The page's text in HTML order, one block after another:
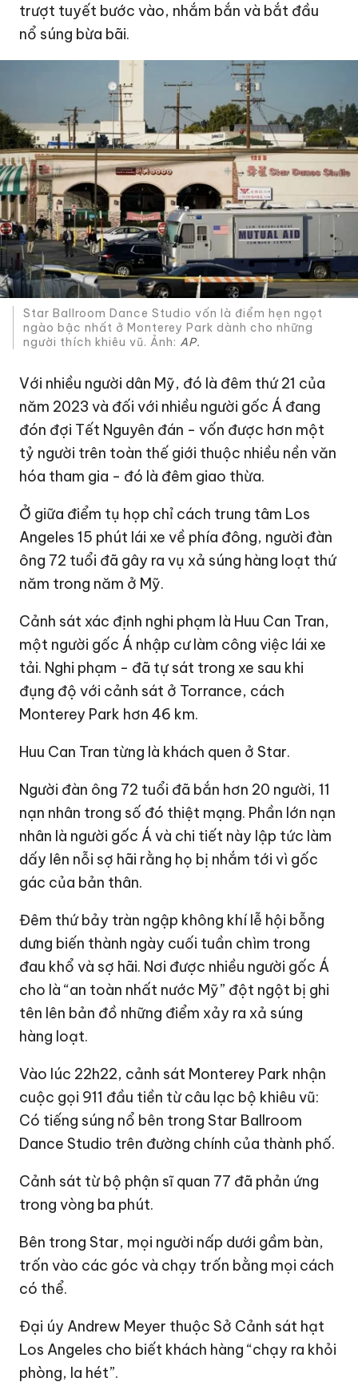
trượt tuyết bước vào, nhắm bắn và bắt đầu
nổ súng bừa bãi.
Star Ballroom Dance Studio vốn là điểm hẹn ngọt
ngào bậc nhất ở Monterey Park dành cho những
người thích khiêu vũ. Ảnh: AP.
Với nhiều người dân Mỹ, đó là đêm thứ 21 của
năm 2023 và đối với nhiều người gốc Á đang
đón đợi Tết Nguyên đán - vốn được hơn một
tỷ người trên toàn thế giới thuộc nhiều nền văn
hóa tham gia - đó là đêm giao thừa.
Ở giữa điểm tụ họp chỉ cách trung tâm Los
Angeles 15 phút lái xe về phía đông, người đàn
ông 72 tuổi đã gây ra vụ xả súng hàng loạt thứ
năm trong năm ở Mỹ.
Cảnh sát xác định nghi phạm là Huu Can Tran,
một người gốc Á nhập cư làm công việc lái xe
tải. Nghi phạm - đã tự sát trong xe sau khi
đụng độ với cảnh sát ở Torrance, cách
Monterey Park hơn 46 km.
Huu Can Tran từng là khách quen ở Star.
Người đàn ông 72 tuổi đã bắn hơn 20 người, 11
nạn nhân trong số đó thiệt mạng. Phần lớn nạn
nhân là người gốc Á và chi tiết này lập tức làm
dấy lên nỗi sợ hãi rằng họ bị nhắm tới vì gốc
gác của bản thân.
Đêm thứ bảy tràn ngập không khí lễ hội bỗng
dưng biến thành ngày cuối tuần chìm trong
đau khổ và sợ hãi. Nơi được nhiều người gốc Á
cho là “an toàn nhất nước Mỹ” đột ngột bị ghi
tên lên bản đồ những điểm xảy ra xả súng
hàng loạt.
Vào lúc 22h22, cảnh sát Monterey Park nhận
cuộc gọi 911 đầu tiền từ câu lạc bộ khiêu vũ:
Có tiếng súng nổ bên trong Star Ballroom
Dance Studio trên đường chính của thành phố.
Cảnh sát từ bộ phận sĩ quan 77 đã phản ứng
trong vòng ba phút.
Bên trong Star, mọi người nấp dưới gầm bàn,
trốn vào các góc và chạy trốn bằng mọi cách
có thể.
Đại úy Andrew Meyer thuộc Sở Cảnh sát hạt
Los Angeles cho biết khách hàng “chạy ra khỏi
phòng, la hét”.